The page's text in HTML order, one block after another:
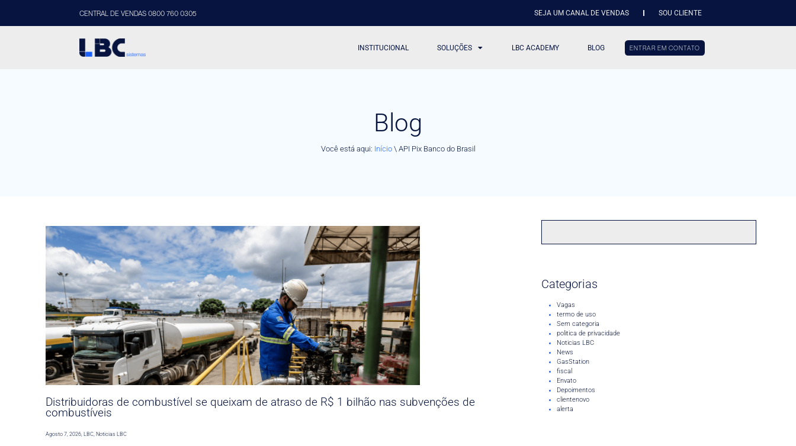
CENTRAL DE VENDAS 0800 760 0305 SEJA UM CANAL DE VENDAS SOU CLIENTE
INSTITUCIONAL SOLUÇÕES LBC ACADEMY BLOG ENTRAR EM CONTATO
Blog
Você está aqui: Início\ API Pix Banco do Brasil
Distribuidoras de combustível se queixam de atraso de R$ 1 bilhão nas subvenções de
combustíveis
Agosto 7, 2026,LBC,Noticias LBC
Categorias
Vagas
termo de uso
Sem categoria
politica de privacidade
Noticias LBC
News
GasStation
fiscal
Envato
Depoimentos
clientenovo
alerta